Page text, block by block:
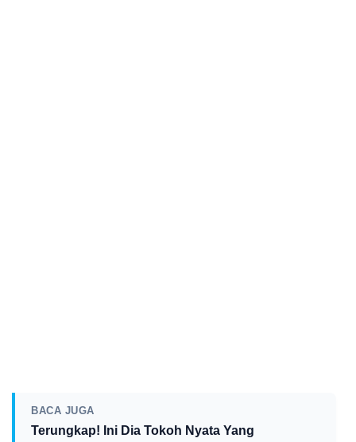
BACA JUGA
Terungkap! Ini Dia Tokoh Nyata Yang